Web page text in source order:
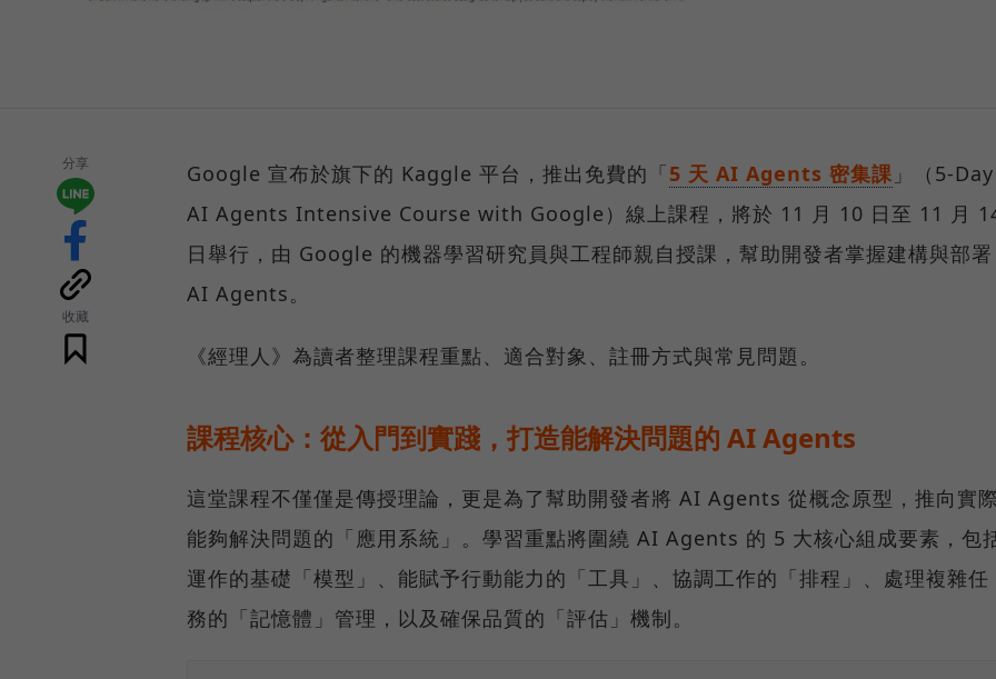
分享
收藏
Google 宣布於旗下的 Kaggle 平台，推出免費的「5 天 AI Agents 密集課 」（5-Day
AI Agents Intensive Course with Google）線上課程，將於 11 月 10 日至 11 月
日舉行，由 Google 的機器學習研究員與工程師親自授課，幫助開發者掌握建構與部署
AI Agents。
《經理人》為讀者整理課程重點、適合對象、註冊方式與常見問題。
課程核心：從入門到實踐，打造能解決問題的 AI Agents
這堂課程不僅僅是傳授理論，更是為了幫助開發者將 AI Agents 從概念原型，推向實
能夠解決問題的「應用系統」。學習重點將圍繞 AI Agents 的 5 大核心組成要素，包
運作的基礎「模型」、能賦予行動能力的「工具」、協調工作的「排程」、處理複雜任
務的「記憶體」管理，以及確保品質的「評估」機制。